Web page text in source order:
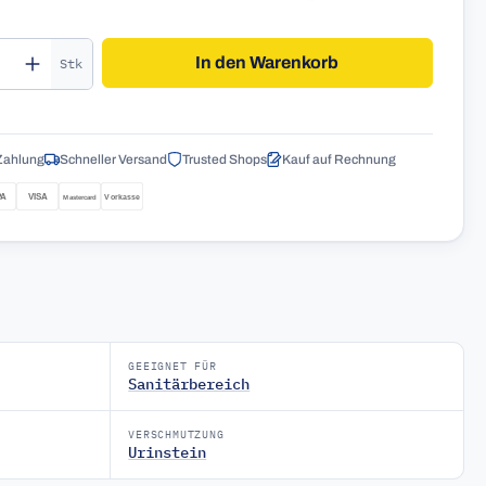
Anzahl: Gib den gewünschten Wert
Stk In den Warenkorb
Schneller Versand Trusted Shops Kauf auf Rechnung
GEEIGNET FÜR
Sanitärbereich
VERSCHMUTZUNG
Urinstein